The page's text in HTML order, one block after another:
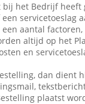
het Bedrijf heeft
servicetoeslag
aantal
altijd op het
en
dan dient
plaatst